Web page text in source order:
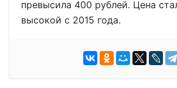
превысила 400 рублей. Цена
высокой с 2015 года.